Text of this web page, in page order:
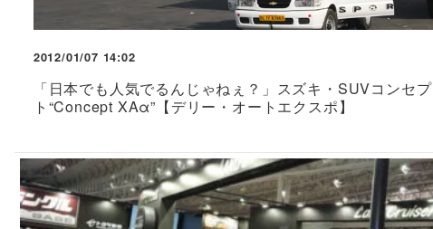
2012/01/07 14:02
「日本でも人気でるんじゃねぇ？」スズキ・SUVコンセプ
ト“Concept XAα”【デリー・オートエクスポ】